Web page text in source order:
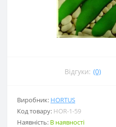
Відгуки: (0)
Виробник: HORTUS
Код товару: HOR-1-59
Наявність: В наявності